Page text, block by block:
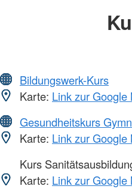
Bildungswerk-Kurs
Karte: Link zur Google
Gesundheitskurs
Karte: Link zur Google
Kurs
Karte: Link zur Google